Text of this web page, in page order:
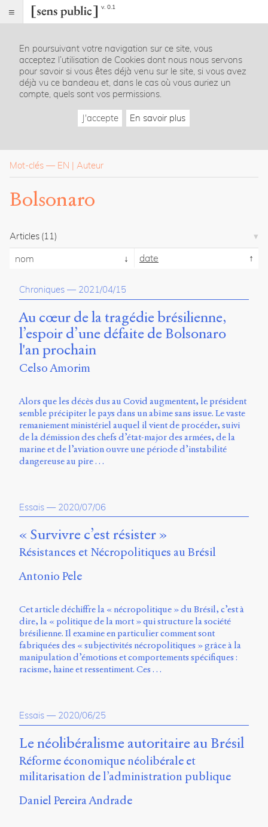
v. 0.1
Index
Rubriques
Essais
La
revue
Présentation
Publier
du
site
Archipel
En
ligne
Université
de
Sherbrooke
Campus
de
12723
Pl.
Le
Longueuil
J4K
0B7
Canada
ISSN
2104-
3272
(2020/03)
Typographies
de
En poursuivant votre navigation sur ce site, vous
acceptez l’utilisation de Cookies dont nous nous servons
pour savoir si vous êtes déjà venu sur le site, si vous avez
déjà vu ce bandeau et, dans le cas où vous auriez un
compte, quels sont vos permissions.
J'accepte En savoir plus
Mot-clés — EN Auteur
Bolsonaro
Articles (11)
nom date
Chroniques — 2021/04/15
Au cœur de la tragédie brésilienne,
l’espoir d’une défaite de Bolsonaro
l'an prochain
Celso Amorim
Alors que les décès dus au Covid augmentent, le président
semble précipiter le pays dans un abîme sans issue. Le vaste
remaniement ministériel auquel il vient de procéder, suivi
de la démission des chefs d’état-major des armées, de la
marine et de l’aviation ouvre une période d’instabilité
dangereuse au pire …
Essais — 2020/07/06
« Survivre c’est résister »
Résistances et Nécropolitiques au Brésil
Antonio Pele
Cet article déchiffre la « nécropolitique » du Brésil, c’est à
dire, la « politique de la mort » qui structure la société
brésilienne. Il examine en particulier comment sont
fabriquées des « subjectivités nécropolitiques » grâce à la
manipulation d’émotions et comportements spécifiques :
racisme, haine et ressentiment. Ces …
Essais — 2020/06/25
Le néolibéralisme autoritaire au Brésil
Réforme économique néolibérale et
militarisation de l’administration publique
Daniel Pereira Andrade